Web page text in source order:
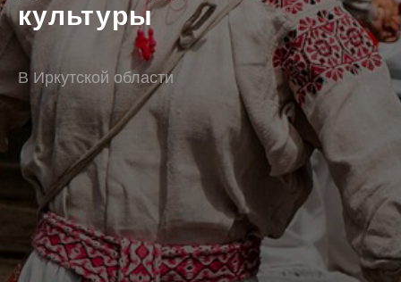
культуры
В Иркутской области